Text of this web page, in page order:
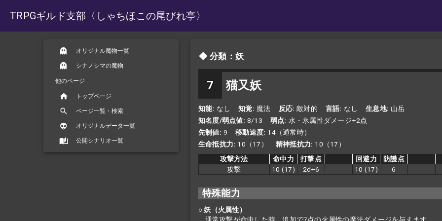
TRPGギルド支部 〈しゃちほこの尾びれ亭〉
オリジナル魔物一覧
シナノシマの魔物
他のページ
トップページ
ページ一覧・検索
オリジナルデータ一覧
公開シナリオ一覧
分類：妖
7 猫又妖
知能 なし 知覚 魔法 反応 敵対的 言語 なし 生息地 山岳
知名度/弱点値 8/13 弱点 水・氷属性ダメージ+2点
先制値 9 移動速度 14（通常時）
生命抵抗力
10（17） 精神抵抗力
10（17）
攻撃方法
命中力 打撃点 回避力 防護点
攻撃
10 (17) 2d+6 10 (17) 6
特殊能力
○ 妖（火属性）
通常攻撃が命中した時、追加で7点の火属性の魔法ダメージを与えます。